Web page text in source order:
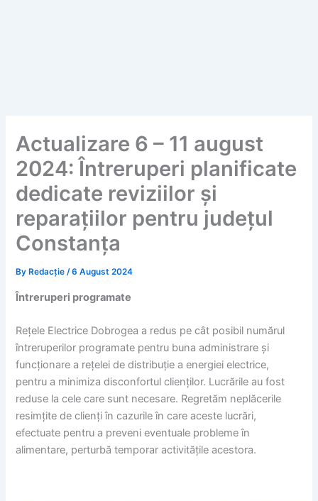
Actualizare 6 – 11 august
2024: Întreruperi planificate
dedicate reviziilor și
reparațiilor pentru județul
Constanța
By Redacție/6 August 2024
Întreruperi programate
Rețele Electrice Dobrogea a redus pe cât posibil numărul
întreruperilor programate pentru buna administrare și
funcționare a rețelei de distribuție a energiei electrice,
pentru a minimiza disconfortul clienților. Lucrările au fost
reduse la cele care sunt necesare. Regretăm neplăcerile
resimțite de clienți în cazurile în care aceste lucrări,
efectuate pentru a preveni eventuale probleme în
alimentare, perturbă temporar activitățile acestora.